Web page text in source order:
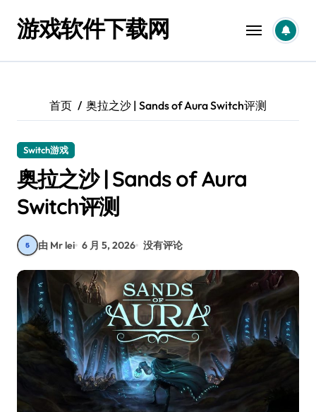
游戏软件下载网
首页 奥拉之沙 | Sands of Aura Switch评测
Switch游戏
奥拉之沙 | Sands of Aura
Switch评测
由 Mr lei 6 月 5, 2026 没有评论